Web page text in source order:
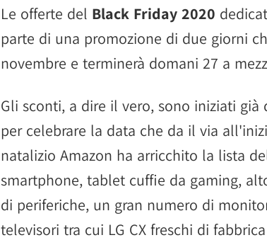
Le offerte del Black Friday 2020
parte di una promozione di due giorni
novembre e terminerà domani 27 a
Gli sconti, a dire il vero, sono iniziati già
per celebrare la data che da il via
natalizio Amazon ha arricchito la lista
smartphone, tablet cuffie da gaming,
di periferiche, un gran numero di
televisori tra cui LG CX freschi di